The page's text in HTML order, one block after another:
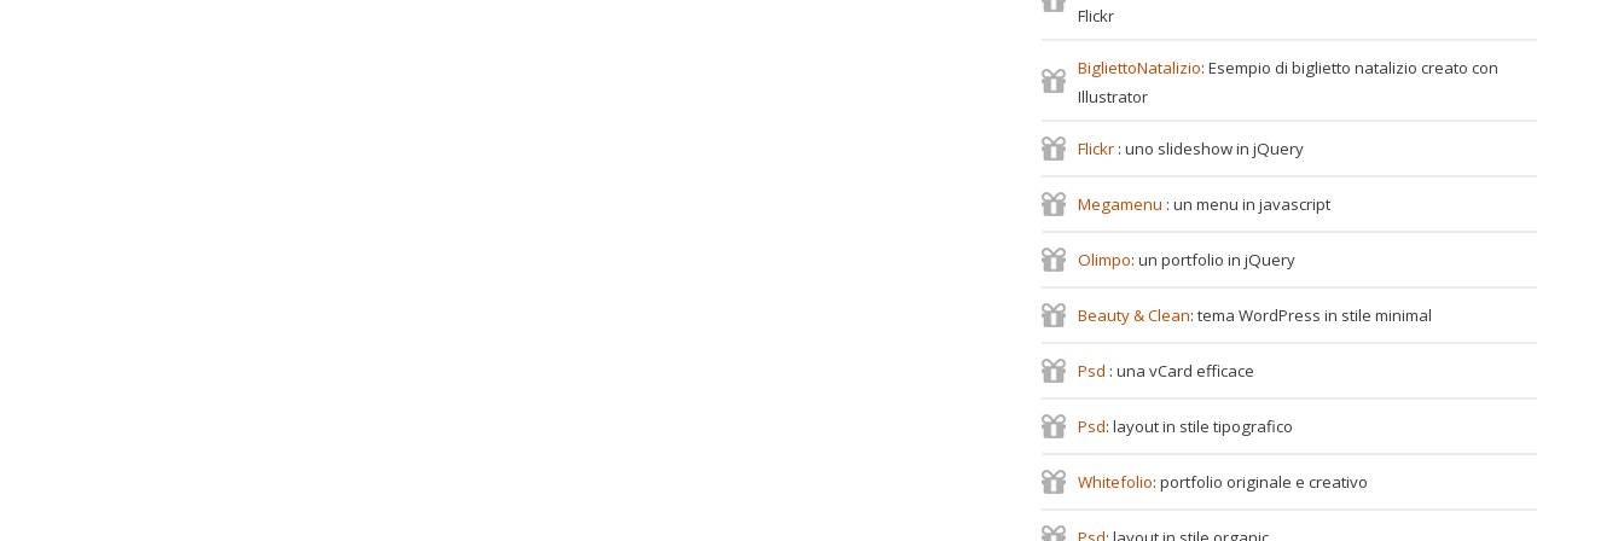
Flickr
BigliettoNatalizio: Esempio di biglietto natalizio creato con
Illustrator
Flickr : uno slideshow in jQuery
Megamenu : un menu in javascript
Olimpo: un portfolio in jQuery
Beauty & Clean: tema WordPress in stile minimal
Psd : una vCard efficace
Psd: layout in stile tipografico
Whitefolio: portfolio originale e creativo